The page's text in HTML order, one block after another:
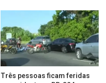
Três pessoas ficam feridas